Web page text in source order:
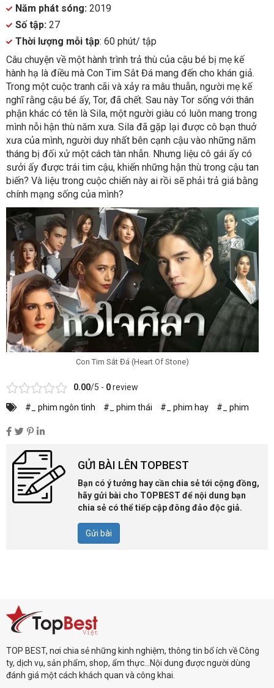
Năm phát sóng: 2019
Số tập: 27
Thời lượng mỗi tập: 60 phút/ tập
Câu chuyện về một hành trình trả thù của cậu bé bị mẹ kế
hành hạ là điều mà Con Tim Sắt Đá mang đến cho khán giả.
Trong một cuộc tranh cãi và xảy ra mâu thuẫn, người mẹ kế
nghĩ rằng cậu bé ấy, Tor, đã chết. Sau này Tor sống với thân
phận khác có tên là Sila, một người giàu có luôn mang trong
mình nỗi hận thù năm xưa. Sila đã gặp lại được cô bạn thuở
xưa của mình, người duy nhất bên cạnh cậu vào những năm
tháng bị đối xử một cách tàn nhẫn. Nhưng liệu cô gái ấy có
sưởi ấy được trái tim cậu, khiến những hận thù trong cậu tan
biến? Và liệu trong cuộc chiến này ai rồi sẽ phải trả giá bằng
chính mạng sống của mình?
Con Tim Sắt Đá (Heart Of Stone)
0.00/5 - 0review
#_ phim ngôn tình #_ phim thái #_ phim hay #_ phim
GỬI BÀI LÊN TOPBEST
Bạn có ý tưởng hay cần chia sẻ tới cộng đồng,
hãy gửi bài cho TOPBEST để nội dung bạn
chia sẻ có thể tiếp cập đông đảo độc giả.
Gửi bài
TOP BEST, nơi chia sẻ những kinh nghiệm, thông tin bổ ích về Công
ty, dịch vụ, sản phẩm, shop, ẩm thực...Nội dung được người dùng
đánh giá một cách khách quan và công khai.